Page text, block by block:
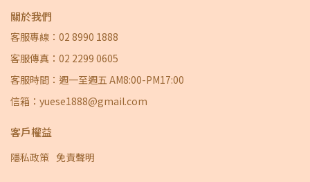
關於我們
客服專線：02 8990 1888
客服傳真：02 2299 0605
客服時間：週一至週五 AM8:00-PM17:00
信箱：yuese1888@gmail.com
客戶權益
隱私政策 免責聲明